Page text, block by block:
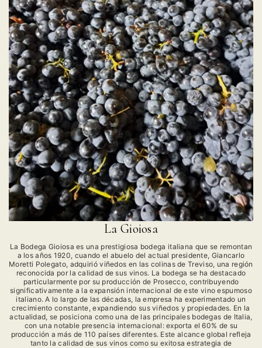
La Gioiosa
La Bodega Gioiosa es una prestigiosa bodega italiana que se remontan
a los años 1920, cuando el abuelo del actual presidente, Giancarlo
Moretti Polegato, adquirió viñedos en las colinas de Treviso, una región
reconocida por la calidad de sus vinos. La bodega se ha destacado
particularmente por su producción de Prosecco, contribuyendo
significativamente a la expansión internacional de este vino espumoso
italiano. A lo largo de las décadas, la empresa ha experimentado un
crecimiento constante, expandiendo sus viñedos y propiedades. En la
actualidad, se posiciona como una de las principales bodegas de Italia,
con una notable presencia internacional: exporta el 60% de su
producción a más de 110 países diferentes. Este alcance global refleja
tanto la calidad de sus vinos como su exitosa estrategia de